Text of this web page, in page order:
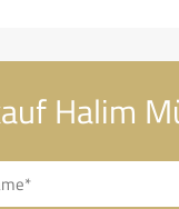
Halim